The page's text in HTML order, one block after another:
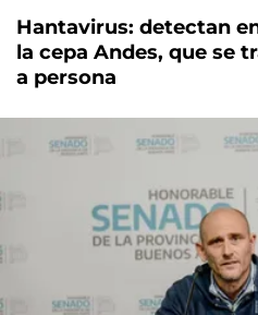
Hantavirus: detectan
la cepa Andes, que se
a persona